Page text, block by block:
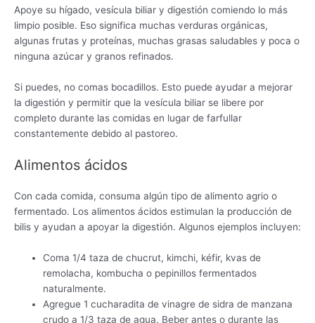
Apoye su hígado, vesícula biliar y digestión comiendo lo más
limpio posible. Eso significa muchas verduras orgánicas,
algunas frutas y proteínas, muchas grasas saludables y poca o
ninguna azúcar y granos refinados.
Si puedes, no comas bocadillos. Esto puede ayudar a mejorar
la digestión y permitir que la vesícula biliar se libere por
completo durante las comidas en lugar de farfullar
constantemente debido al pastoreo.
Alimentos ácidos
Con cada comida, consuma algún tipo de alimento agrio o
fermentado. Los alimentos ácidos estimulan la producción de
bilis y ayudan a apoyar la digestión. Algunos ejemplos incluyen:
Coma 1/4 taza de chucrut, kimchi, kéfir, kvas de
remolacha, kombucha o pepinillos fermentados
naturalmente.
Agregue 1 cucharadita de vinagre de sidra de manzana
crudo a 1/3 taza de agua. Beber antes o durante las